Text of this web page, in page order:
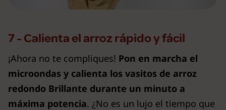
7 - Calienta el arroz rápido y fácil
¡Ahora no te compliques! Pon en marcha el
microondas y calienta los vasitos de arroz
redondo Brillante durante un minuto a
máxima potencia. ¿No es un lujo el tiempo que